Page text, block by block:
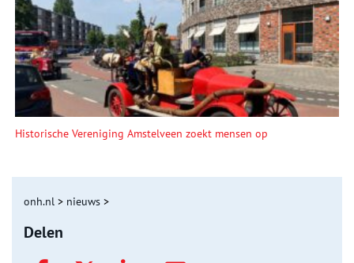
Historische Vereniging Amstelveen zoekt mensen op
onh.nl > nieuws >
Delen